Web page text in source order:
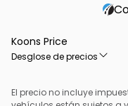
Koons Price
Desglose de precios
El precio no incluye